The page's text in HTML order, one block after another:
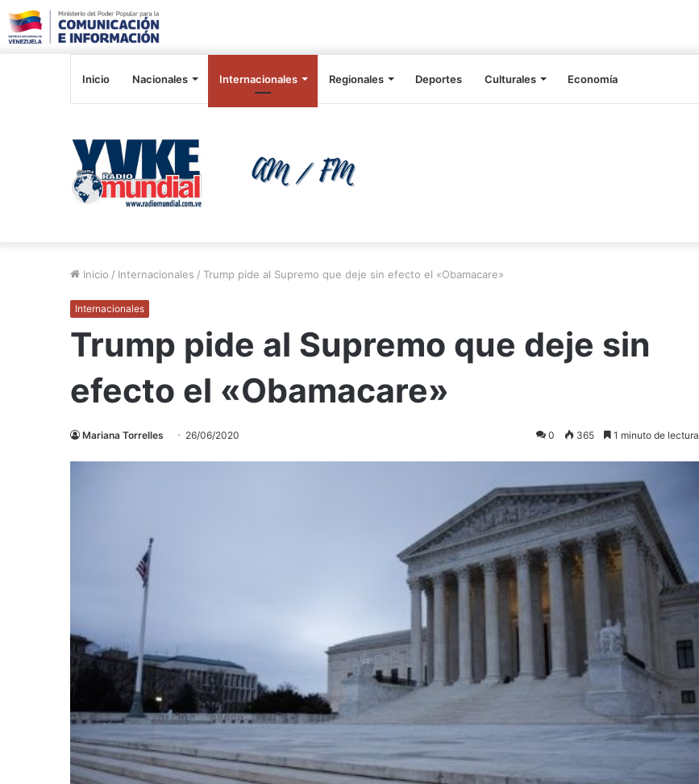
Inicio Nacionales Internacionales Regionales Deportes Culturales Economía
Inicio / Internacionales / Trump pide al Supremo que deje sin efecto el «Obamacare»
Internacionales
Trump pide al Supremo que deje sin
efecto el «Obamacare»
Mariana Torrelles 26/06/2020 0 365 1 minuto de lectura